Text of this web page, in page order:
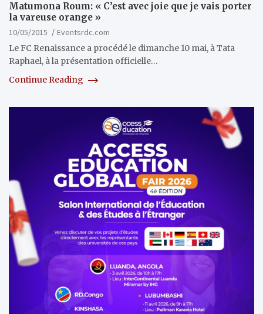
Matumona Roum: « C’est avec joie que je vais porter
la vareuse orange »
10/05/2015
Eventsrdc.com
Le FC Renaissance a procédé le dimanche 10 mai, à Tata
Raphael, à la présentation officielle…
Continue Reading